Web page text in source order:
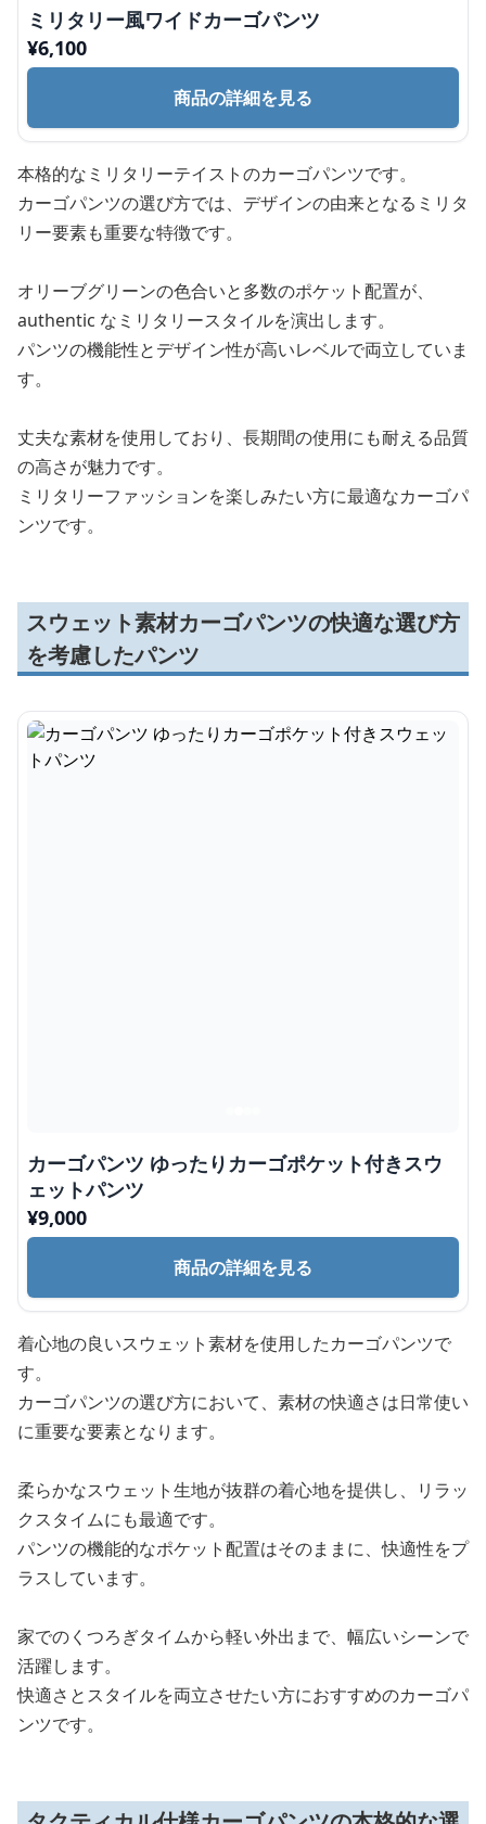
ミリタリー風ワイドカーゴパンツ
¥6,100
商品の詳細を見る
本格的なミリタリーテイストのカーゴパンツです。
カーゴパンツの選び方では、デザインの由来となるミリタ
リー要素も重要な特徴です。
オリーブグリーンの色合いと多数のポケット配置が、
authentic なミリタリースタイルを演出します。
パンツの機能性とデザイン性が高いレベルで両立していま
す。
丈夫な素材を使用しており、長期間の使用にも耐える品質
の高さが魅力です。
ミリタリーファッションを楽しみたい方に最適なカーゴパ
ンツです。
スウェット素材カーゴパンツの快適な選び方
を考慮したパンツ
カーゴパンツ ゆったりカーゴポケット付きスウ
ェットパンツ
¥9,000
商品の詳細を見る
着心地の良いスウェット素材を使用したカーゴパンツで
す。
カーゴパンツの選び方において、素材の快適さは日常使い
に重要な要素となります。
柔らかなスウェット生地が抜群の着心地を提供し、リラッ
クスタイムにも最適です。
パンツの機能的なポケット配置はそのままに、快適性をプ
ラスしています。
家でのくつろぎタイムから軽い外出まで、幅広いシーンで
活躍します。
快適さとスタイルを両立させたい方におすすめのカーゴパ
ンツです。